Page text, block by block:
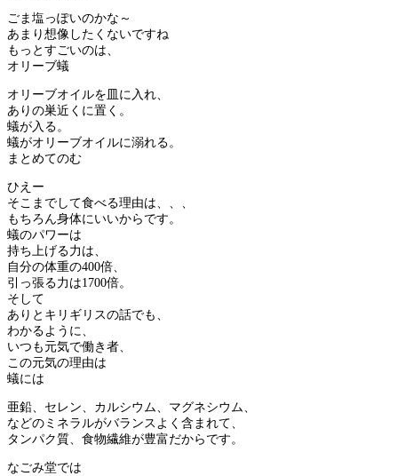
ごま塩っぽいのかな～
あまり想像したくないですね
もっとすごいのは、
オリーブ蟻
オリーブオイルを皿に入れ、
ありの巣近くに置く。
蟻が入る。
蟻がオリーブオイルに溺れる。
まとめてのむ
ひえー
そこまでして食べる理由は、、、
もちろん身体にいいからです。
蟻のパワーは
持ち上げる力は、
自分の体重の400倍、
引っ張る力は1700倍。
そして
ありとキリギリスの話でも、
わかるように、
いつも元気で働き者、
この元気の理由は
蟻には
亜鉛、セレン、カルシウム、マグネシウム、
などのミネラルがバランスよく含まれて、
タンパク質、食物繊維が豊富だからです。
なごみ堂では